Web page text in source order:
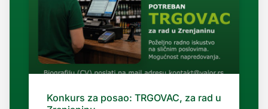
Konkurs za posao: TRGOVAC, za rad u